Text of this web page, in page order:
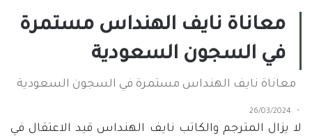
معاناة نايف الهنداس مستمرة
في السجون السعودية
معاناة نايف الهنداس مستمرة في السجون السعودية
26/03/2024
لا يزال المترجم والكاتب نايف الهنداس قيد الاعتقال في